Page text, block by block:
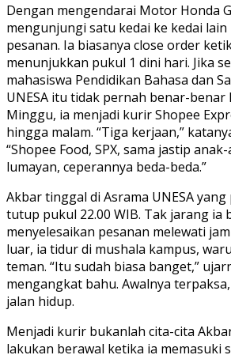
Dengan mengendarai Motor Honda
mengunjungi satu kedai ke kedai
pesanan. Ia biasanya close order
menunjukkan pukul 1 dini hari. Jika
mahasiswa Pendidikan Bahasa dan
UNESA itu tidak pernah benar-benar
Minggu, ia menjadi kurir Shopee
hingga malam. “Tiga kerjaan,”
“Shopee Food, SPX, sama jastip
lumayan, ceperannya beda-beda.”
Akbar tinggal di Asrama UNESA
tutup pukul 22.00 WIB. Tak jarang ia
menyelesaikan pesanan melewati
luar, ia tidur di mushala kampus,
teman. “Itu sudah biasa banget,”
mengangkat bahu. Awalnya
jalan hidup.
Menjadi kurir bukanlah cita-cita
lakukan berawal ketika ia memasuki